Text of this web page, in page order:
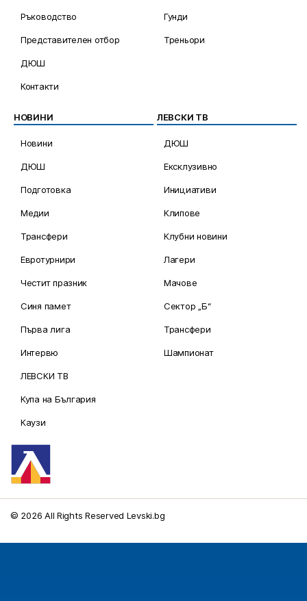
Ръководство
Представителен отбор
ДЮШ
Контакти
Гунди
Треньори
НОВИНИ
Новини
ДЮШ
Подготовка
Медии
Трансфери
Евротурнири
Честит празник
Синя памет
Първа лига
Интервю
ЛЕВСКИ ТВ
Купа на България
Каузи
ЛЕВСКИ ТВ
ДЮШ
Ексклузивно
Инициативи
Клипове
Клубни новини
Лагери
Мачове
Сектор „Б“
Трансфери
Шампионат
© 2026 All Rights Reserved Levski.bg